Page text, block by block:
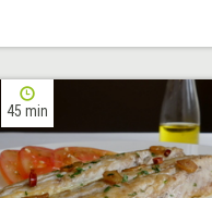
45 min